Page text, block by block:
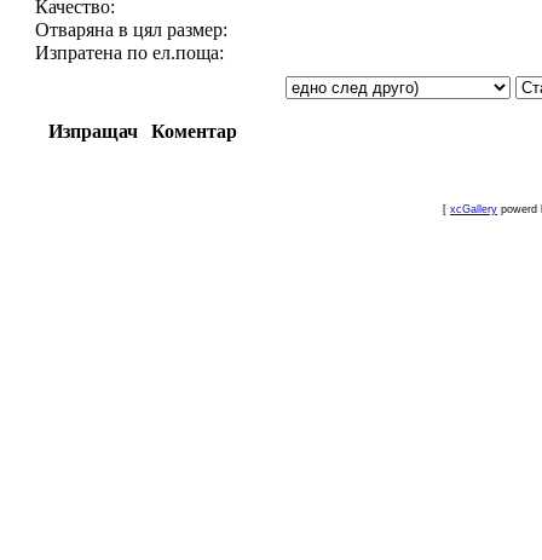
Качество:
Отваряна в цял размер:
Изпратена по ел.поща:
Изпращач Коментар
[ xcGallery